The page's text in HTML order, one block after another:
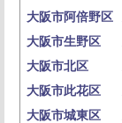
大阪市阿倍野区
大阪市生野区
大阪市北区
大阪市此花区
大阪市城東区